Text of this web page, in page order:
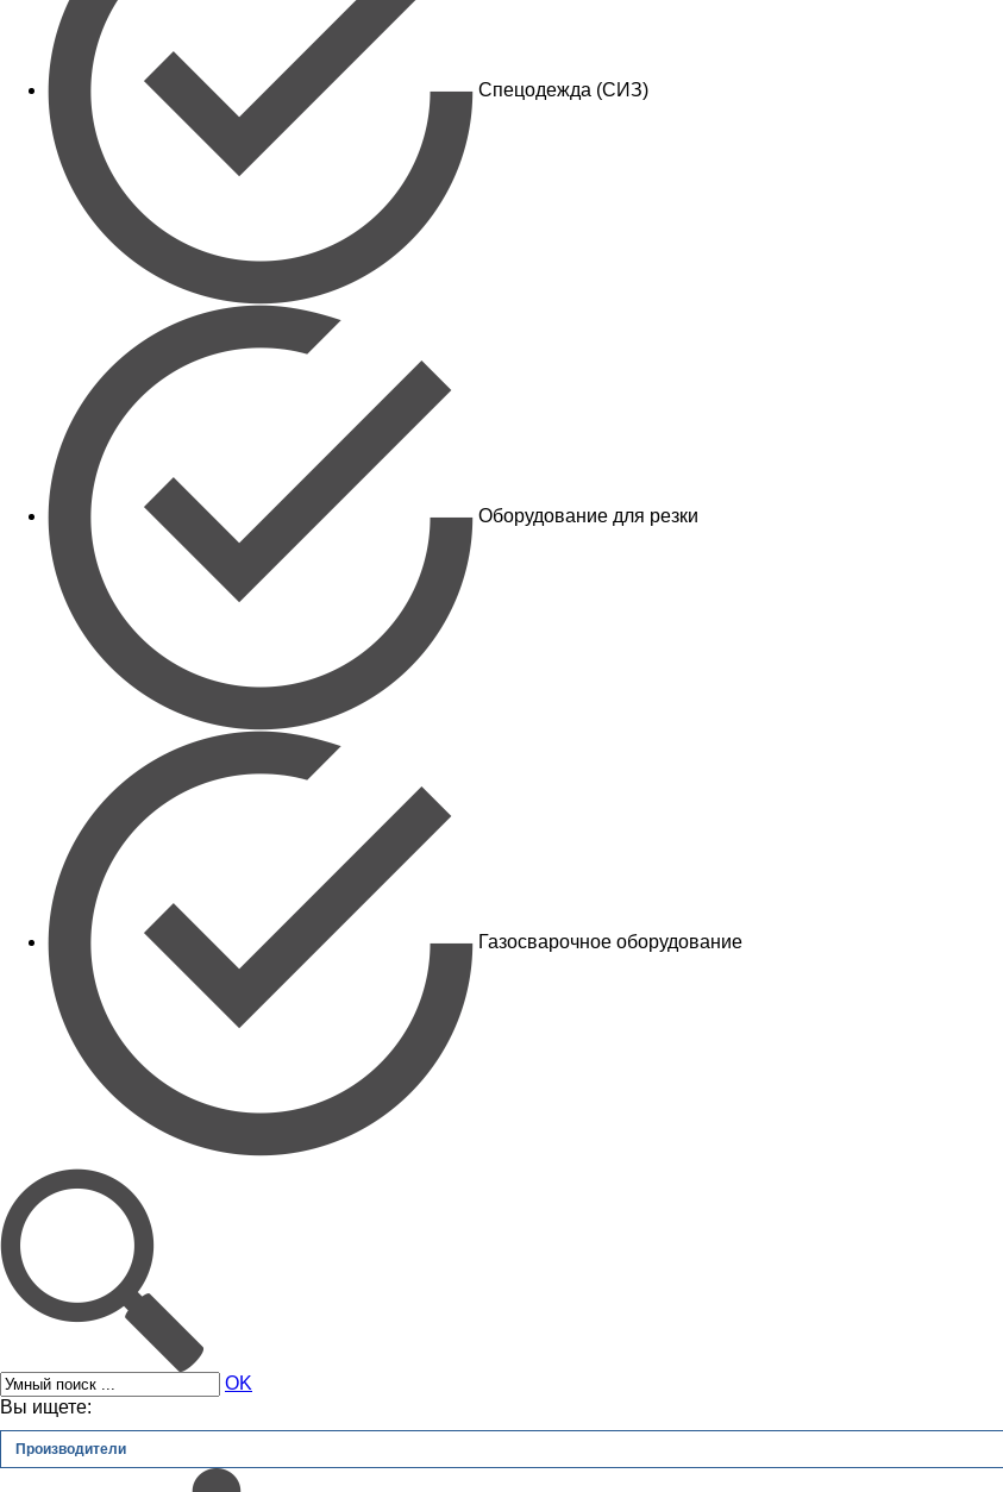
Спецодежда (СИЗ)
Оборудование для резки
Газосварочное оборудование
OK
Вы ищете:
Производители